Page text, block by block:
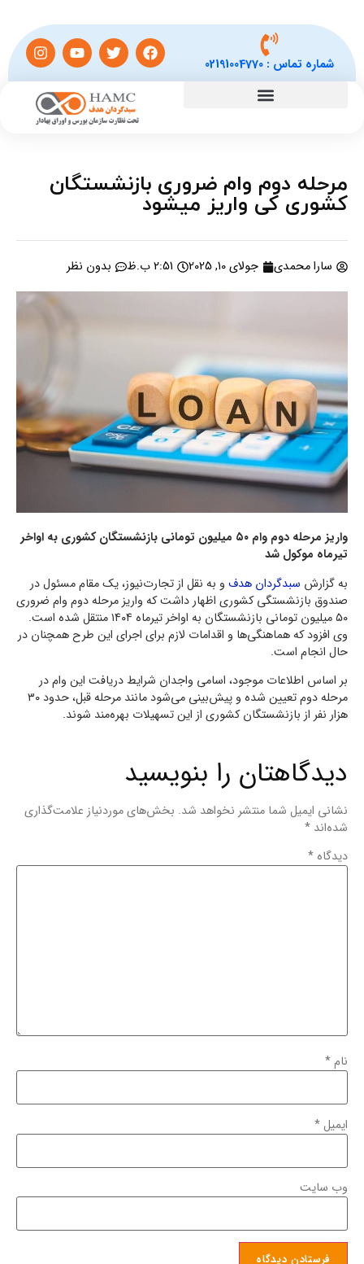
شماره تماس :02191004770
مرحله دوم وام ضروری بازنشستگان
کشوری کی واریز میشود
سارا محمدی جولای 10, 2025 2:51 ب.ظ بدون نظر
واریز مرحله دوم وام ۵۰ میلیون تومانی بازنشستگان کشوری به اواخر
تیرماه موکول شد
به گزارش سبدگردان هدف و به نقل از تجارت‌نیوز، یک مقام مسئول در
صندوق بازنشستگی کشوری اظهار داشت که واریز مرحله دوم وام ضروری
۵۰ میلیون تومانی بازنشستگان به اواخر تیرماه ۱۴۰۴ منتقل شده است.
وی افزود که هماهنگی‌ها و اقدامات لازم برای اجرای این طرح همچنان در
حال انجام است.
بر اساس اطلاعات موجود، اسامی واجدان شرایط دریافت این وام در
مرحله دوم تعیین شده و پیش‌بینی می‌شود مانند مرحله قبل، حدود ۳۰
هزار نفر از بازنشستگان کشوری از این تسهیلات بهره‌مند شوند.
دیدگاهتان را بنویسید
نشانی ایمیل شما منتشر نخواهد شد. بخش‌های موردنیاز علامت‌گذاری
شده‌اند *
دیدگاه *
نام*
ایمیل*
وب‌ سایت